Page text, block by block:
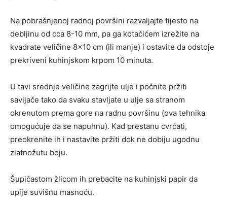
Na pobrašnjenoj radnoj površini razvaljajte tijesto na
debljinu od cca 8-10 mm, pa ga kotačićem izrežite na
kvadrate veličine 8×10 cm (ili manje) i ostavite da odstoje
prekriveni kuhinjskom krpom 10 minuta.
U tavi srednje veličine zagrijte ulje i počnite pržiti
savijače tako da svaku stavljate u ulje sa stranom
okrenutom prema gore na radnu površinu (ova tehnika
omogućuje da se napuhnu). Kad prestanu cvrčati,
preokrenite ih i nastavite pržiti dok ne dobiju ugodnu
zlatnožutu boju.
Šupičastom žlicom ih prebacite na kuhinjski papir da
upije suvišnu masnoću.